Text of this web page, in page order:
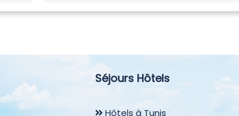
Séjours Hôtels
Hôtels à Tunis